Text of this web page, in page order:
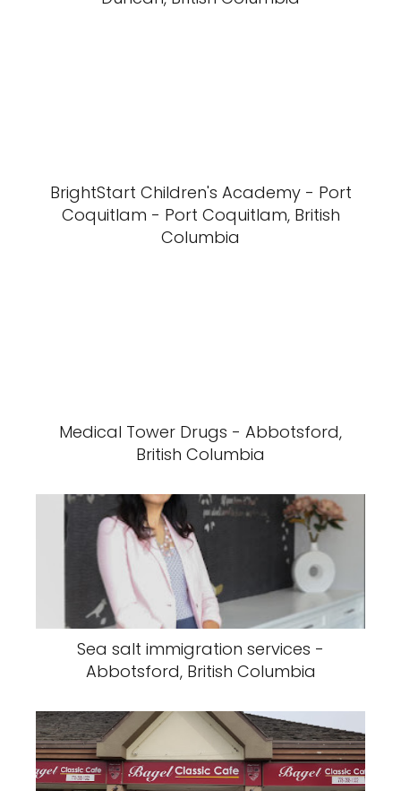
BrightStart Children's Academy - Port
Coquitlam - Port Coquitlam, British
Columbia
Medical Tower Drugs - Abbotsford,
British Columbia
Sea salt immigration services -
Abbotsford, British Columbia